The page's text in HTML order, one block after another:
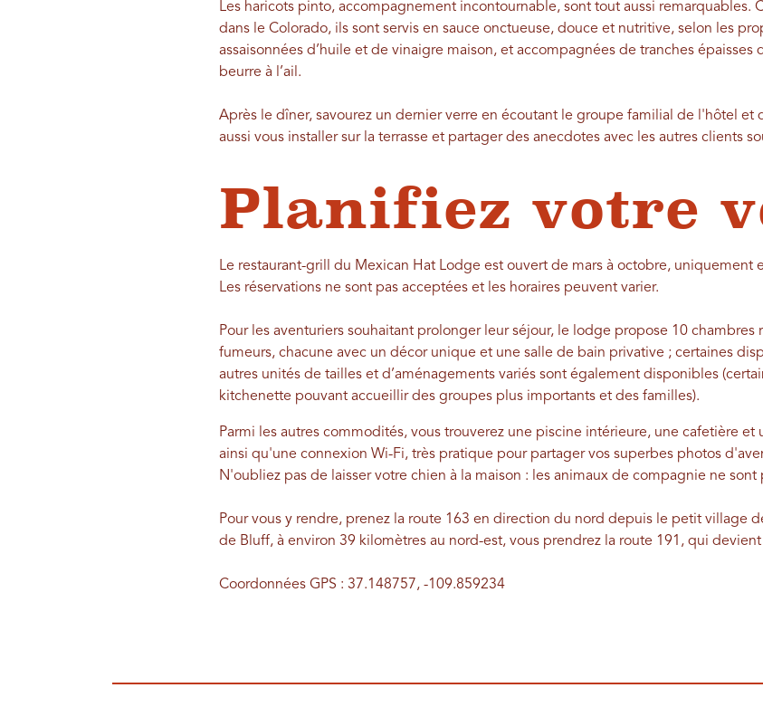
Les haricots pinto, accompagnement incontournable, sont tout aussi remarquables.
dans le Colorado, ils sont servis en sauce onctueuse, douce et nutritive, selon les
assaisonnées d’huile et de vinaigre maison, et accompagnées de tranches
beurre à l’ail.
Après le dîner, savourez un dernier verre en écoutant le groupe familial de l'hôtel et
aussi vous installer sur la terrasse et partager des anecdotes avec les autres clients
Planifiez votre
Le restaurant-grill du Mexican Hat Lodge est ouvert de mars à octobre, uniquement
Les réservations ne sont pas acceptées et les horaires peuvent varier.
Pour les aventuriers souhaitant prolonger leur séjour, le lodge propose 10 chambres
fumeurs, chacune avec un décor unique et une salle de bain privative ; certaines
autres unités de tailles et d’aménagements variés sont également disponibles
kitchenette pouvant accueillir des groupes plus importants et des familles).
Parmi les autres commodités, vous trouverez une piscine intérieure, une cafetière
ainsi qu'une connexion Wi-Fi, très pratique pour partager vos superbes photos
N'oubliez pas de laisser votre chien à la maison : les animaux de compagnie ne sont
Pour vous y rendre, prenez la route 163 en direction du nord depuis le petit village
de Bluff, à environ 39 kilomètres au nord-est, vous prendrez la route 191, qui
Coordonnées GPS : 37.148757, -109.859234